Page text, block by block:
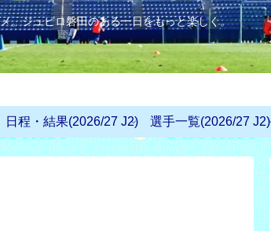
。ジュビロ磐田のある一日をもっと楽しく。
日程・結果(2026/27 J2) 選手一覧(2026/27 J2)